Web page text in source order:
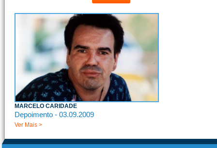
MARCELO CARIDADE
Depoimento - 03.09.2009
Ver Mais >